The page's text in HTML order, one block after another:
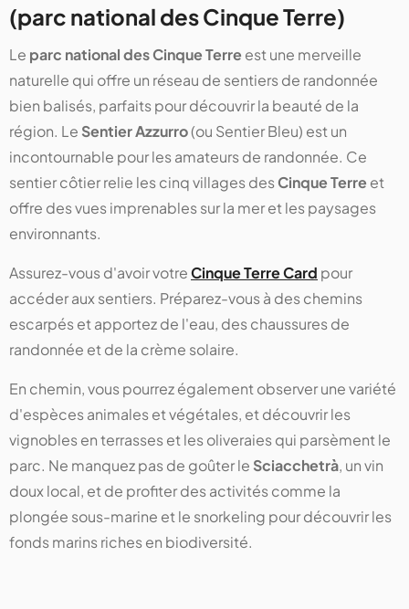
(parc national des Cinque Terre)
Le parc national des Cinque Terreest une merveille
naturelle qui offre un réseau de sentiers de randonnée
bien balisés, parfaits pour découvrir la beauté de la
région. Le Sentier Azzurro(ou Sentier Bleu) est un
incontournable pour les amateurs de randonnée. Ce
sentier côtier relie les cinq villages desCinque Terreet
offre des vues imprenables sur la mer et les paysages
environnants.
Assurez-vous d'avoir votreCinque Terre Card pour
accéder aux sentiers. Préparez-vous à des chemins
escarpés et apportez de l'eau, des chaussures de
randonnée et de la crème solaire.
En chemin, vous pourrez également observer une variété
d'espèces animales et végétales, et découvrir les
vignobles en terrasses et les oliveraies qui parsèment le
parc. Ne manquez pas de goûter le Sciacchetrà, un vin
doux local, et de profiter des activités comme la
plongée sous-marine et le snorkeling pour découvrir les
fonds marins riches en biodiversité.